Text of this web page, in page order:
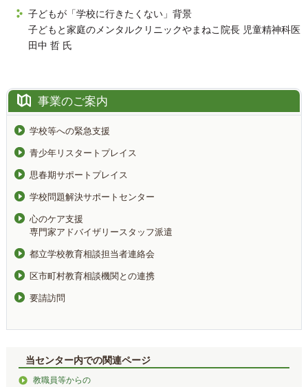
子どもが「学校に行きたくない」背景
子どもと家庭のメンタルクリニックやまねこ院長 児童精神科医
田中 哲 氏
事業のご案内
学校等への緊急支援
青少年リスタートプレイス
思春期サポートプレイス
学校問題解決サポートセンター
心のケア支援
専門家アドバイザリースタッフ派遣
都立学校教育相談担当者連絡会
区市町村教育相談機関との連携
要請訪問
当センター内での関連ページ
教職員等からの